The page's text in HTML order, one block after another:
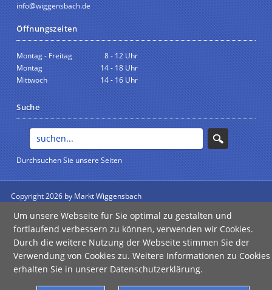
info@wiggensbach.de
Öffnungszeiten
Montag - Freitag
8 - 12 Uhr
Montag
14 - 18 Uhr
Mittwoch
14 - 16 Uhr
Suche
Durchsuchen Sie unsere Seiten
Copyright 2026 by Markt Wiggensbach
Impressum
| Datenschutz | Barrierefreiheit
Um unsere Webseite für Sie optimal zu gestalten und
fortlaufend verbessern zu können, verwenden wir Cookies.
Durch die weitere Nutzung der Webseite stimmen Sie der
Verwendung von Cookies zu. Weitere Informationen zu Cookies
erhalten Sie in unserer Datenschutzerklärung.